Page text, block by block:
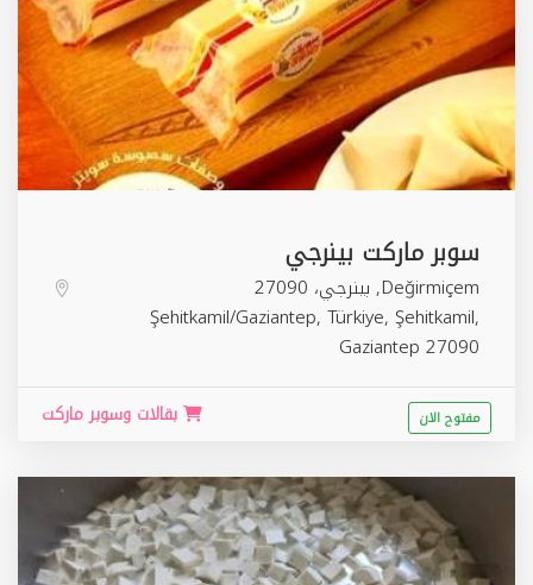
سوبر ماركت بينرجي
Değirmiçem, بينرجي، 27090
Şehitkamil/Gaziantep, Türkiye, Şehitkamil,
Gaziantep 27090
بقالات وسوبر ماركت مفتوح الان